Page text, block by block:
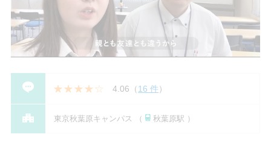
4.06 （16 件）
東京秋葉原キャンパス （ 秋葉原駅 ）